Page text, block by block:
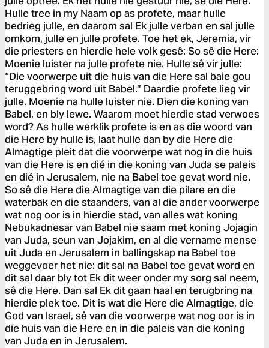
Hulle tree in my Naam op as profete, maar hulle
bedrieg julle, en daarom sal Ek julle verban en sal julle
omkom, julle en julle profete. Toe het ek, Jeremia, vir
die priesters en hierdie hele volk gesê: So sê die Here:
Moenie luister na julle profete nie. Hulle sê vir julle:
“Die voorwerpe uit die huis van die Here sal baie gou
teruggebring word uit Babel.” Daardie profete lieg vir
julle. Moenie na hulle luister nie. Dien die koning van
Babel, en bly lewe. Waarom moet hierdie stad verwoes
word? As hulle werklik profete is en as die woord van
die Here by hulle is, laat hulle dan by die Here die
Almagtige pleit dat die voorwerpe wat nog in die huis
van die Here is en dié in die koning van Juda se paleis
en dié in Jerusalem, nie na Babel toe gevat word nie.
So sê die Here die Almagtige van die pilare en die
waterbak en die staanders, van al die ander voorwerpe
wat nog oor is in hierdie stad, van alles wat koning
Nebukadnesar van Babel nie saam met koning Jojagin
van Juda, seun van Jojakim, en al die vername mense
uit Juda en Jerusalem in ballingskap na Babel toe
weggevoer het nie: dit sal na Babel toe gevat word en
dit sal daar bly tot Ek dit weer onder my sorg sal neem,
sê die Here. Dan sal Ek dit gaan haal en terugbring na
hierdie plek toe. Dit is wat die Here die Almagtige, die
God van Israel, sê van die voorwerpe wat nog oor is in
die huis van die Here en in die paleis van die koning
van Juda en in Jerusalem.